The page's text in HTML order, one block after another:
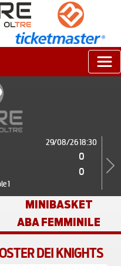
29/08/26 18:30
0
0
1
Next
MINIBASKET
ABA FEMMINILE
DEI KNIGHTS